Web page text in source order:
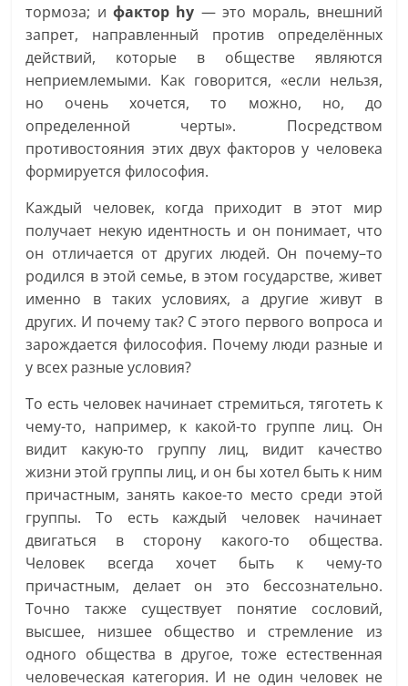
тормоза; ифактор hy — это мораль, внешний
запрет, направленный против определённых
действий, которые в обществе являются
неприемлемыми. Как говорится, «если нельзя,
но очень хочется, то можно, но, до
определенной черты». Посредством
противостояния этих двух факторов у человека
формируется философия.
Каждый человек, когда приходит в этот мир
получает некую идентность и он понимает, что
он отличается от других людей. Он почему–то
родился в этой семье, в этом государстве, живет
именно в таких условиях, а другие живут в
других. И почему так? С этого первого вопроса и
зарождается философия. Почему люди разные и
у всех разные условия?
То есть человек начинает стремиться, тяготеть к
чему-то, например, к какой-то группе лиц. Он
видит какую-то группу лиц, видит качество
жизни этой группы лиц, и он бы хотел быть к ним
причастным, занять какое-то место среди этой
группы. То есть каждый человек начинает
двигаться в сторону какого-то общества.
Человек всегда хочет быть к чему-то
причастным, делает он это бессознательно.
Точно также существует понятие сословий,
высшее, низшее общество и стремление из
одного общества в другое, тоже естественная
человеческая категория. И не один человек не